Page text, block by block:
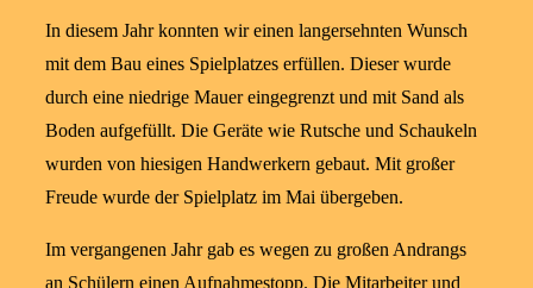
In diesem Jahr konnten wir einen langersehnten Wunsch
mit dem Bau eines Spielplatzes erfüllen. Dieser wurde
durch eine niedrige Mauer eingegrenzt und mit Sand als
Boden aufgefüllt. Die Geräte wie Rutsche und Schaukeln
wurden von hiesigen Handwerkern gebaut. Mit großer
Freude wurde der Spielplatz im Mai übergeben.
Im vergangenen Jahr gab es wegen zu großen Andrangs
an Schülern einen Aufnahmestopp. Die Mitarbeiter und